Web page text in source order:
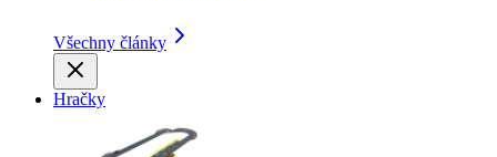
Všechny články
Hračky